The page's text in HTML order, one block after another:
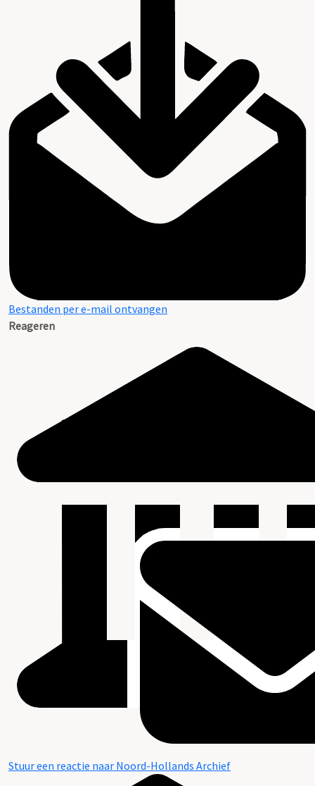
Bestanden per e-mail ontvangen
Reageren
Stuur een reactie naar Noord-Hollands Archief